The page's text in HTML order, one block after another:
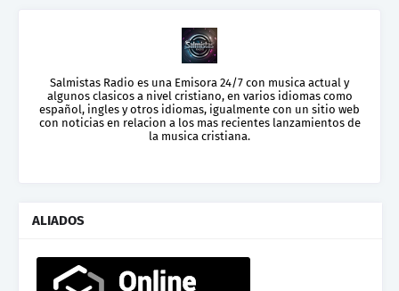
Salmistas Radio es una Emisora 24/7 con musica actual y
algunos clasicos a nivel cristiano, en varios idiomas como
español, ingles y otros idiomas, igualmente con un sitio web
con noticias en relacion a los mas recientes lanzamientos de
la musica cristiana.
ALIADOS